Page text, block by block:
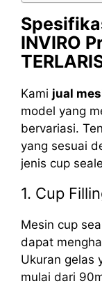
INVIRO
Kami jual
model yang
bervariasi.
yang sesuai
jenis cup
1. Cup
Mesin cup
dapat
Ukuran gelas
mulai dari